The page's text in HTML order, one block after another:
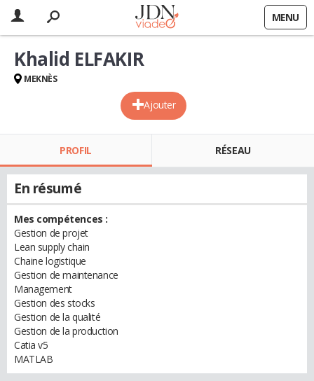
MENU
Ajouter
Khalid ELFAKIR
MEKNÈS
PROFIL RÉSEAU
En résumé
Mes compétences :
Gestion de projet
Lean supply chain
Chaine logistique
Gestion de maintenance
Management
Gestion des stocks
Gestion de la qualité
Gestion de la production
Catia v5
MATLAB